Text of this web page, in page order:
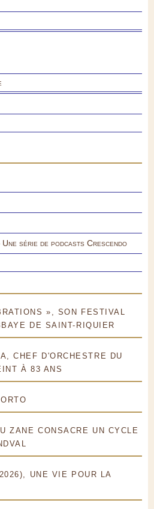
série de podcasts Crescendo
», SON FESTIVAL
DE SAINT-RIQUIER
CHEF D'ORCHESTRE DU
À 83 ANS
ZANE CONSACRE UN CYCLE
UNE VIE POUR LA